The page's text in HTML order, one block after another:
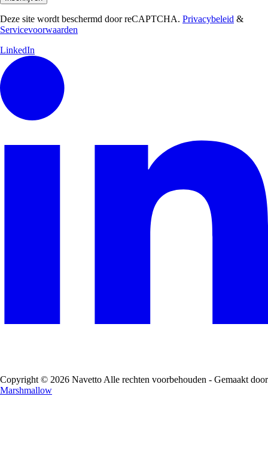
Deze site wordt beschermd door reCAPTCHA. Privacybeleid &
Servicevoorwaarden
LinkedIn
Copyright © 2026 Navetto Alle rechten voorbehouden - Gemaakt door
Marshmallow